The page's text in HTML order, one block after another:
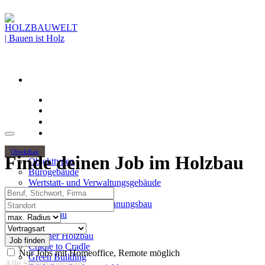
Objektbau
Objekttypen
Bürogebäude
Wertstatt- und Verwaltungsgebäude
Holzhochhäuser
Mehrgeschossiger Wohnungsbau
Hallenbau
Themen
Urbaner Holzbau
Cradle to Cradle
Green Building
Finde deinen Job im Holzbau
Beruf, Stichwort, Firma
Standort
Radius
Vertragsart
Nur Jobs mit Homeoffice, Remote möglich